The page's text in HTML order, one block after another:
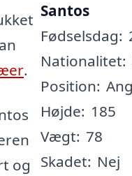
.
og
Santos
Fødselsdag:
Nationalitet:
Position:
Højde: 185
Vægt: 78
Skadet: Nej